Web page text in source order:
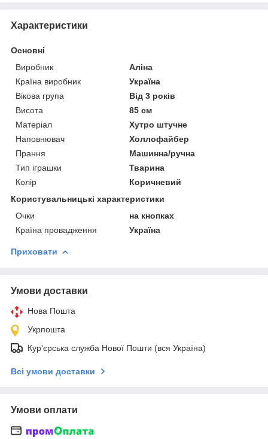
Характеристики
Основні
Виробник
Аліна
Країна виробник
Україна
Вікова група
Від 3 років
Висота
85 см
Матеріал
Хутро штучне
Наповнювач
Холлофайбер
Прання
Машинна/ручна
Тип іграшки
Тварина
Колір
Коричневий
Користувальницькі характеристики
Очки
на кнопках
Країна провадження
Україна
Приховати
Умови доставки
Нова Пошта
Укрпошта
Кур'єрська служба Нової Пошти (вся Україна)
Всі умови доставки
Умови оплати